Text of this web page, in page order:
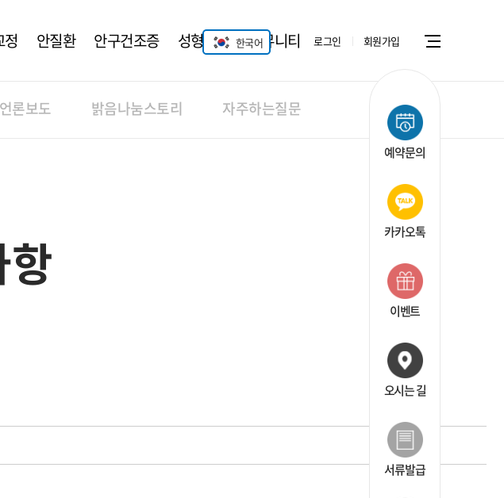
정 안질환 안구건조증 성형안과 커뮤니티
한국어 로그인 회원가입
언론보도 밝음나눔스토리 자주하는질문
예약문의
카카오톡
이벤트
오시는 길
서류발급